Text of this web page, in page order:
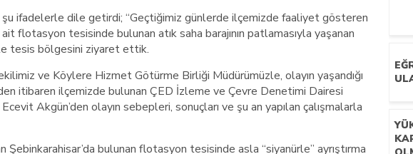
şu ifadelerle dile getirdi; “Geçtiğimiz günlerde ilçemizde faaliyet gösteren
flotasyon tesisinde bulunan atık saha barajının patlamasıyla yaşanan
tesis bölgesini ziyaret ettik.
ve Köylere Hizmet Götürme Birliği Müdürümüzle, olayın yaşandığı
itibaren ilçemizde bulunan ÇED İzleme ve Çevre Denetimi Dairesi
Ecevit Akgün’den olayın sebepleri, sonuçları ve şu an yapılan çalışmalarla
Şebinkarahisar’da bulunan flotasyon tesisinde asla “siyanürle” ayrıştırma